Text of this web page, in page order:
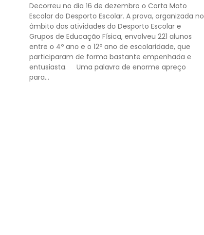
Decorreu no dia 16 de dezembro o Corta Mato
Escolar do Desporto Escolar. A prova, organizada no
âmbito das atividades do Desporto Escolar e
Grupos de Educação Física, envolveu 221 alunos
entre o 4º ano e o 12º ano de escolaridade, que
participaram de forma bastante empenhada e
entusiasta. Uma palavra de enorme apreço
para...